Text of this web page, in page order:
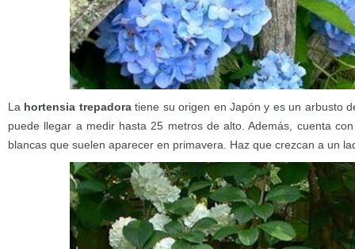
La hortensia trepadoratiene su origen en Japón y es un arbusto
puede llegar a medir hasta 25 metros de alto. Además, cuenta
blancas que suelen aparecer en primavera. Haz que crezcan a un